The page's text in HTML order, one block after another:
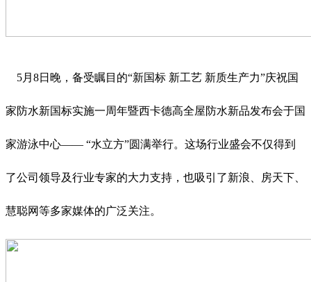
5月8日晚，备受瞩目的“新国标 新工艺 新质生产力”庆祝国
家防水新国标实施一周年暨西卡德高全屋防水新品发布会于国
家游泳中心—— “水立方”圆满举行。这场行业盛会不仅得到
了公司领导及行业专家的大力支持，也吸引了新浪、房天下、
慧聪网等多家媒体的广泛关注。